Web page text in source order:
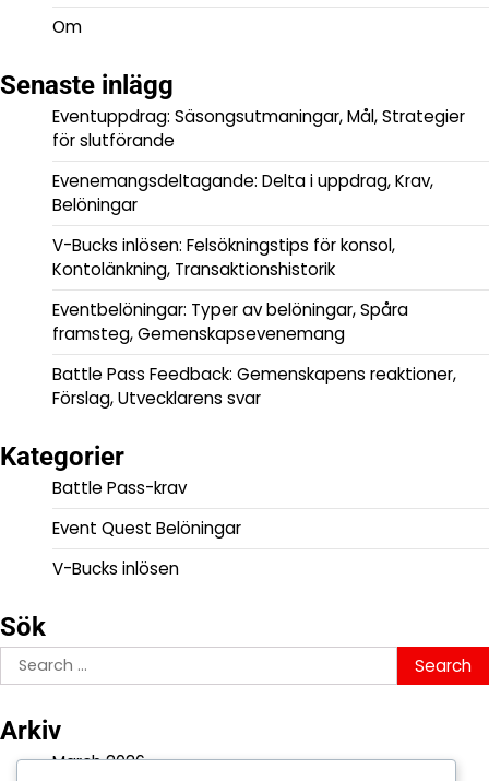
Om
Senaste inlägg
Eventuppdrag: Säsongsutmaningar, Mål, Strategier
för slutförande
Evenemangsdeltagande: Delta i uppdrag, Krav,
Belöningar
V-Bucks inlösen: Felsökningstips för konsol,
Kontolänkning, Transaktionshistorik
Eventbelöningar: Typer av belöningar, Spåra
framsteg, Gemenskapsevenemang
Battle Pass Feedback: Gemenskapens reaktioner,
Förslag, Utvecklarens svar
Kategorier
Battle Pass-krav
Event Quest Belöningar
V-Bucks inlösen
Sök
Search
for:
Arkiv
March 2026